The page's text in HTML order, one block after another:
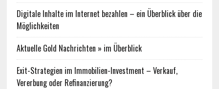
Digitale Inhalte im Internet bezahlen – ein Überblick über die
Möglichkeiten
Aktuelle Gold Nachrichten » im Überblick
Exit-Strategien im Immobilien-Investment – Verkauf,
Vererbung oder Refinanzierung?